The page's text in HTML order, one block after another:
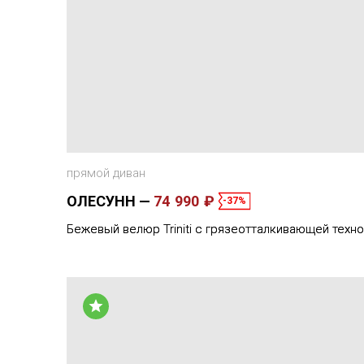
прямой диван
ОЛЕСУНН 74 990 ₽ -37%
Бежевый велюр Triniti с грязеотталкивающей